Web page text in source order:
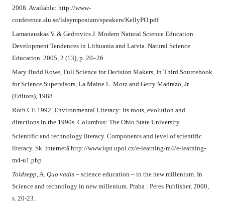
2008. Available: http://www-
conference.slu.se/lslsymposium/speakers/KellyPO.pdf
Lamanauskas V. & Gedrovics J. Modern Natural Science Education
Development Tendences in Lithuania and Latvia. Natural Science
Education. 2005, 2 (13), p. 20–26.
Mary Budd Rowe, Full Science for Decision Makers, In Third Sourcebook
for Science Supervisors, La Maine L. Motz and Gerry Madrazo, Jr.
(Editors), 1988.
Roth CE 1992. Environmental Literacy: Its roots, evolution and
directions in the 1990s. Columbus: The Ohio State University.
Scientific and technology literacy. Components and level of scientific
literacy. Sk. internetā http://www.iqst.upol.cz/e-learning/m4/e-learning-
m4-u1.php
Toldsepp , A. Quo vadis – science education – in the new millenium. In
Science and technology in new millenium. Praha : Peres Publisher, 2000,
s. 20-23.